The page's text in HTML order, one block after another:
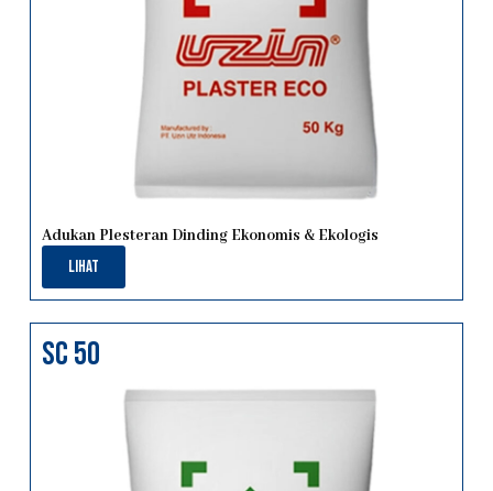
Adukan Plesteran Dinding Ekonomis & Ekologis
Lihat
sc 50